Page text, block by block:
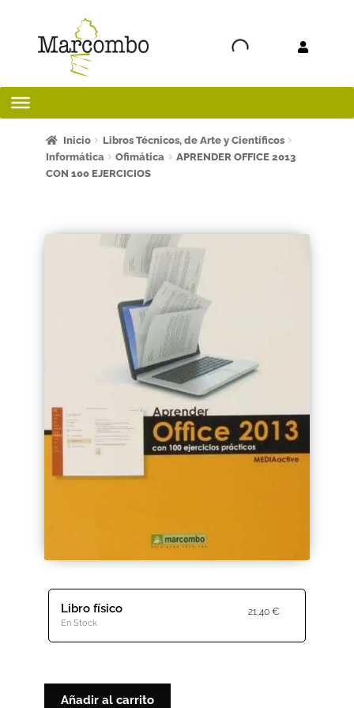
navegación
contenido
¡Bienvenido al apartado para profesores!
Categorías
CONDICIONES DE COMPRA
Contenido gratuito
Distribuidores
Inicio
Libros Técnicos, de Arte y Científicos
Informática
Ofimática
APRENDER OFFICE 2013
CON 100 EJERCICIOS
Libro físico 21,40 €
En Stock
Añadir al carrito